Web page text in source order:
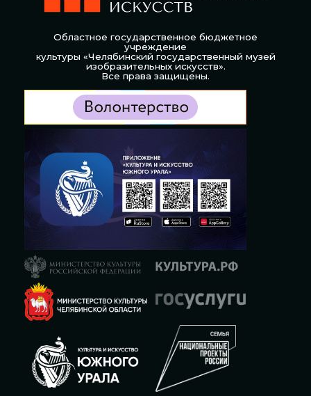
Областное государственное бюджетное
учреждение
культуры «Челябинский государственный музей
изобразительных искусств».
Все права защищены.